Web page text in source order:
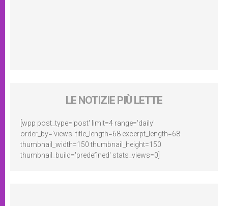
LE NOTIZIE PIÙ LETTE
[wpp post_type='post' limit=4 range='daily'
order_by='views' title_length=68 excerpt_length=68
thumbnail_width=150 thumbnail_height=150
thumbnail_build='predefined' stats_views=0]